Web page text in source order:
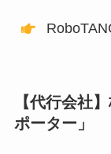
【代行会社
ポーター」